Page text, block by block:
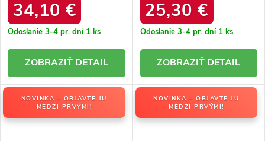
34,10 €
Odoslanie 3-4 pr. dní 1 ks
DETAIL
25,30 €
Odoslanie 3-4 pr. dní 1 ks
DETAIL
NOVINKA – OBJAVTE JU
MEDZI PRVÝMI!
NOVINKA – OBJAVTE JU
MEDZI PRVÝMI!